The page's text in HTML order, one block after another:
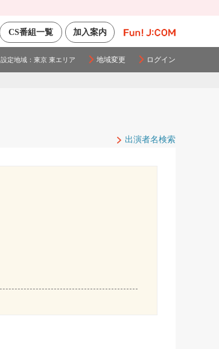
加入案内
CS番組一覧
設定地域： 東京 東エリア 地域変更 ログイン
出演者名検索